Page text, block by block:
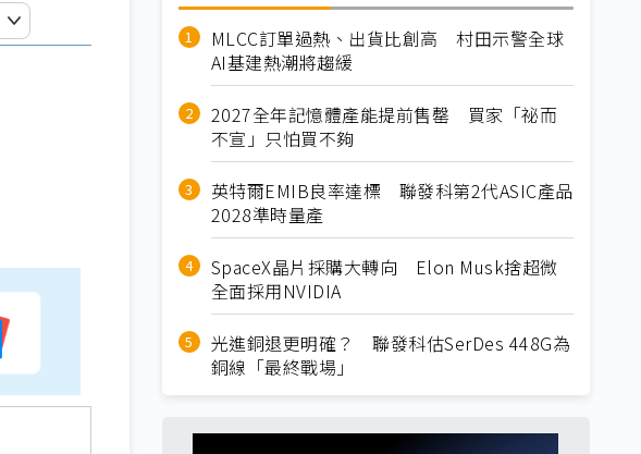
MLCC訂單過熱、出貨比創高 村田示警全球
AI基建熱潮將趨緩
2027全年記憶體產能提前售罄 買家「祕而
不宣」只怕買不夠
英特爾EMIB良率達標 聯發科第2代ASIC產品
2028準時量產
SpaceX晶片採購大轉向 Elon Musk捨超微
全面採用NVIDIA
光進銅退更明確？ 聯發科估SerDes 448G為
銅線「最終戰場」